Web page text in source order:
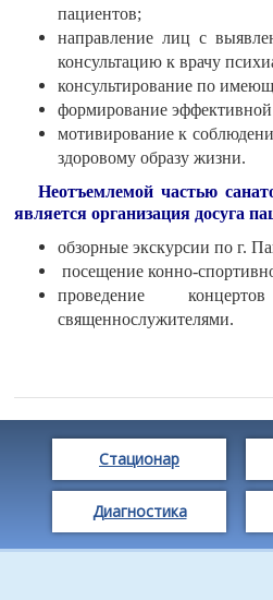
пациентов;
направление лиц с
консультацию к врачу
консультирование по
формирование
мотивирование к
здоровому образу жизни.
Неотъемлемой частью
является организация досуга
обзорные экскурсии по г.
посещение конно-
проведение
священнослужителями.
Стационар
Диагностика